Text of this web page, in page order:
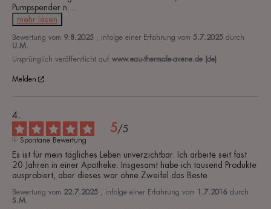
Pumpspender n
mehr lesen
Bewertung vom 9.8.2025 , infolge einer Erfahrung vom 5.7.2025 durch
U.M.
Ursprünglich veröffentlicht auf www.eau-thermale-avene.de (de)
Melden
5/5
Spontane Bewertung
Es ist für mein tägliches Leben unverzichtbar. Ich arbeite seit fast
20 Jahren in einer Apotheke. Insgesamt habe ich tausend Produkte
ausprobiert, aber dieses war ohne Zweifel das Beste.
Bewertung vom 22.7.2025 , infolge einer Erfahrung vom 1.7.2016 durch
S.M.